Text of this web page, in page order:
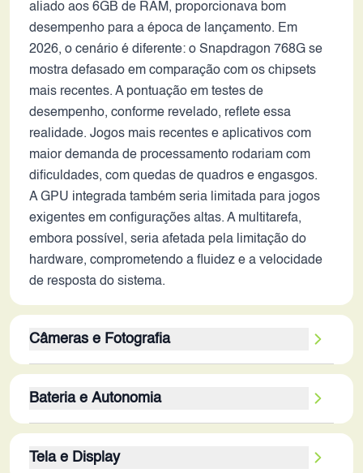
aliado aos 6GB de RAM, proporcionava bom
desempenho para a época de lançamento. Em
2026, o cenário é diferente: o Snapdragon 768G se
mostra defasado em comparação com os chipsets
mais recentes. A pontuação em testes de
desempenho, conforme revelado, reflete essa
realidade. Jogos mais recentes e aplicativos com
maior demanda de processamento rodariam com
dificuldades, com quedas de quadros e engasgos.
A GPU integrada também seria limitada para jogos
exigentes em configurações altas. A multitarefa,
embora possível, seria afetada pela limitação do
hardware, comprometendo a fluidez e a velocidade
de resposta do sistema.
Câmeras e Fotografia
principal de 64MP era um atrativo em 2020. Em
2026, a qualidade de imagem estaria comprometida
óptica de imagem (OIS) e pelo desempenho inferior
Bateria e Autonomia
mas não impressionante para os padrões de 2026.
Tela e Display